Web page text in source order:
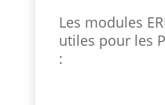
Les modules
utiles pour les
: